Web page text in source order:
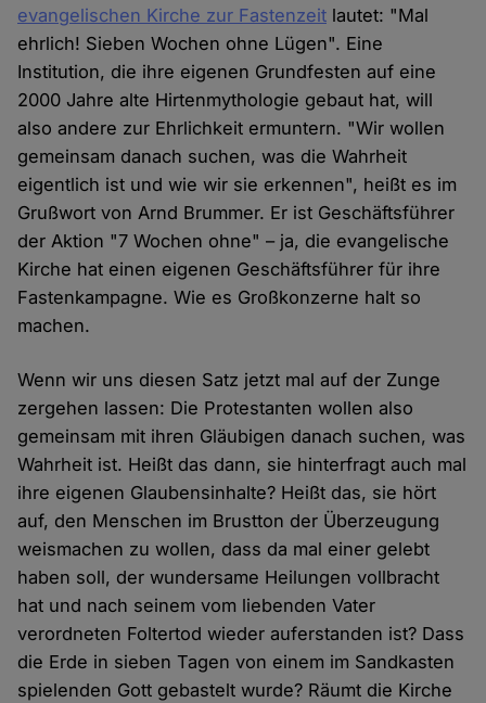
evangelischen Kirche zur Fastenzeit lautet: "Mal
ehrlich! Sieben Wochen ohne Lügen". Eine
Institution, die ihre eigenen Grundfesten auf eine
2000 Jahre alte Hirtenmythologie gebaut hat, will
also andere zur Ehrlichkeit ermuntern. "Wir wollen
gemeinsam danach suchen, was die Wahrheit
eigentlich ist und wie wir sie erkennen", heißt es im
Grußwort von Arnd Brummer. Er ist Geschäftsführer
der Aktion "7 Wochen ohne" – ja, die evangelische
Kirche hat einen eigenen Geschäftsführer für ihre
Fastenkampagne. Wie es Großkonzerne halt so
machen.
Wenn wir uns diesen Satz jetzt mal auf der Zunge
zergehen lassen: Die Protestanten wollen also
gemeinsam mit ihren Gläubigen danach suchen, was
Wahrheit ist. Heißt das dann, sie hinterfragt auch mal
ihre eigenen Glaubensinhalte? Heißt das, sie hört
auf, den Menschen im Brustton der Überzeugung
weismachen zu wollen, dass da mal einer gelebt
haben soll, der wundersame Heilungen vollbracht
hat und nach seinem vom liebenden Vater
verordneten Foltertod wieder auferstanden ist? Dass
die Erde in sieben Tagen von einem im Sandkasten
spielenden Gott gebastelt wurde? Räumt die Kirche